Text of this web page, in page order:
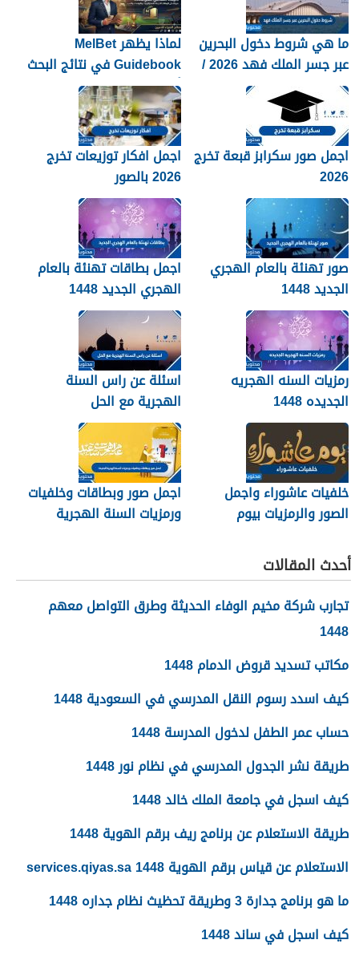
ما هي شروط دخول البحرين
عبر جسر الملك فهد 2026 /
1448
لماذا يظهر MelBet
Guidebook في نتائج البحث
أكثر من صفحات كثيرة؟
اجمل صور سكرابز قبعة تخرج
2026
اجمل افكار توزيعات تخرج
2026 بالصور
صور تهنئة بالعام الهجري
الجديد 1448
اجمل بطاقات تهنئة بالعام
الهجري الجديد 1448
رمزيات السنه الهجريه
الجديده 1448
اسئلة عن راس السنة
الهجرية مع الحل
خلفيات عاشوراء واجمل
الصور والرمزيات بيوم
اجمل صور وبطاقات وخلفيات
ورمزيات السنة الهجرية
أحدث المقالات
تجارب شركة مخيم الوفاء الحديثة وطرق التواصل معهم
1448
مكاتب تسديد قروض الدمام 1448
كيف اسدد رسوم النقل المدرسي في السعودية 1448
حساب عمر الطفل لدخول المدرسة 1448
طريقة نشر الجدول المدرسي في نظام نور 1448
كيف اسجل في جامعة الملك خالد 1448
طريقة الاستعلام عن برنامج ريف برقم الهوية 1448
الاستعلام عن قياس برقم الهوية 1448 services.qiyas.sa
ما هو برنامج جدارة 3 وطريقة تحظيث نظام جداره 1448
كيف اسجل في ساند 1448